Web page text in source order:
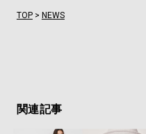
TOP> NEWS
関連記事